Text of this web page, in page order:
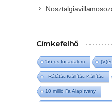
Címkefelhő
'56-os forradalom
- Rálátás Kiállítás Kiállítás
10 millió Fa Alapítvány